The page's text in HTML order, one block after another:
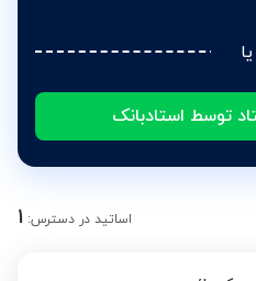
یا
توسط استادبانک
اساتید در دسترس: 1